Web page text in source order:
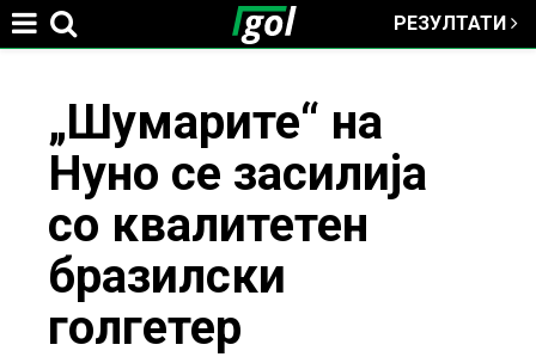
РЕЗУЛТАТИ
here
„Шумарите“ на
Нуно се засилија
со квалитетен
бразилски
голгетер